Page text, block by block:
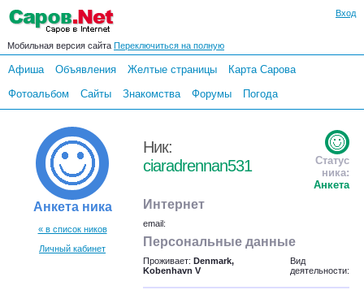
Вход
Мобильная версия сайта Переключиться на полную
Афиша Объявления Желтые страницы
Карта Сарова
Фотоальбом
Сайты Знакомства Форумы Погода
Анкета ника
« в список ников
Личный кабинет
Ник:
ciaradrennan531
Статус
ника:
Анкета
Интернет
email:
Персональные данные
Проживает: Denmark,
Kobenhavn V
Вид
деятельности: